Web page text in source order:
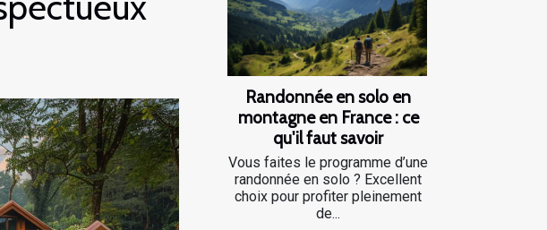
Randonnée en solo en
montagne en France : ce
qu'il faut savoir
Vous faites le programme d’une
randonnée en solo ? Excellent
choix pour profiter pleinement
de...